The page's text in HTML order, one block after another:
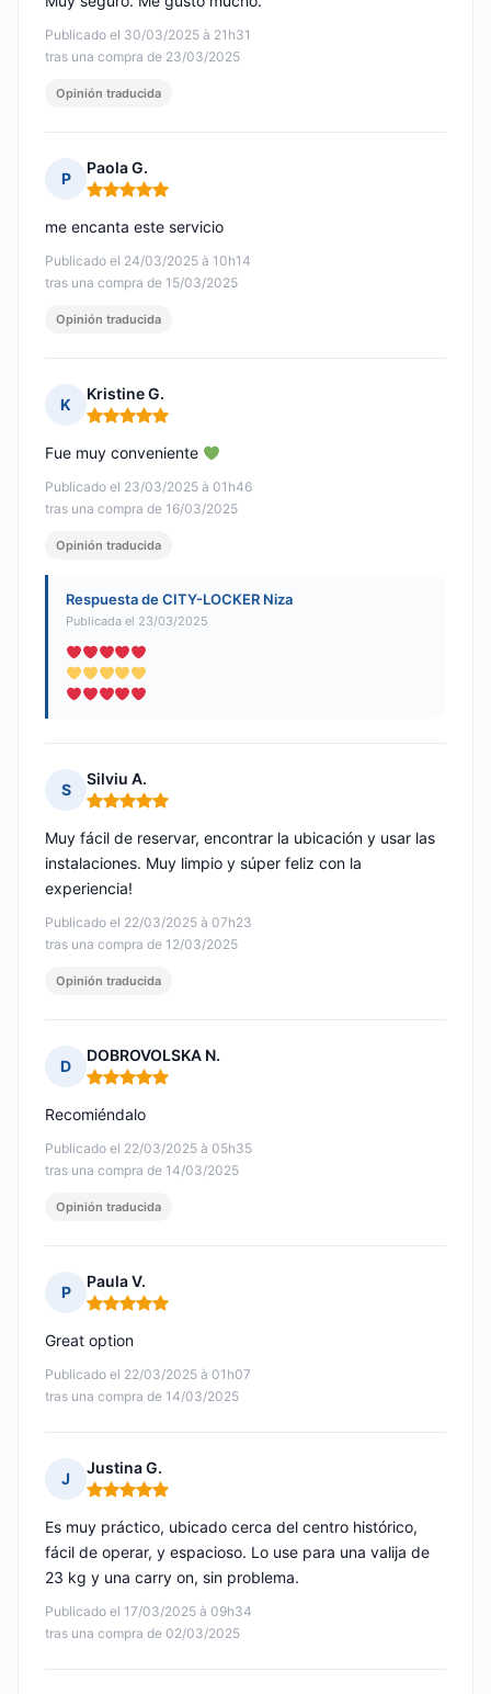
Publicado el 30/03/2025 à 21h31
tras una compra de 23/03/2025
Opinión traducida
P
Paola G.
Nota: 5 de 5
Publicado el 24/03/2025 à 10h14
tras una compra de 15/03/2025
me encanta este servicio
Opinión traducida
K
Kristine G.
Nota: 5 de 5
Publicado el 23/03/2025 à 01h46
tras una compra de 16/03/2025
Fue muy conveniente
Opinión traducida
Respuesta de CITY-LOCKER Niza
Publicada el 23/03/2025
S
Silviu A.
Nota: 5 de 5
Publicado el 22/03/2025 à 07h23
tras una compra de 12/03/2025
Muy fácil de reservar, encontrar la ubicación y usar las
instalaciones. Muy limpio y súper feliz con la
experiencia!
Opinión traducida
D
DOBROVOLSKA N.
Nota: 5 de 5
Publicado el 22/03/2025 à 05h35
tras una compra de 14/03/2025
Recomiéndalo
Opinión traducida
P
Paula V.
Nota: 5 de 5
Publicado el 22/03/2025 à 01h07
tras una compra de 14/03/2025
Great option
J
Justina G.
Nota: 5 de 5
Publicado el 17/03/2025 à 09h34
tras una compra de 02/03/2025
Es muy práctico, ubicado cerca del centro histórico,
fácil de operar, y espacioso. Lo use para una valija de
23 kg y una carry on, sin problema.